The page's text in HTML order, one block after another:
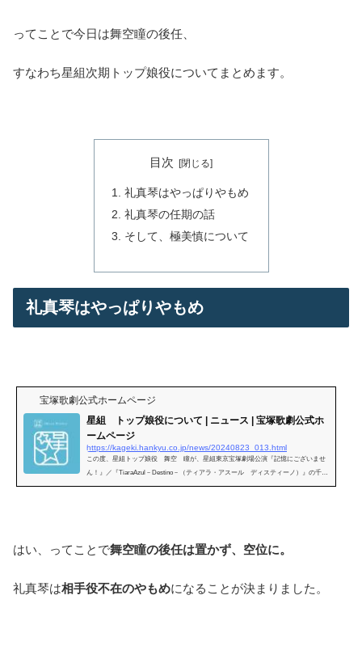
ってことで今日は舞空瞳の後任、
すなわち星組次期トップ娘役についてまとめます。
目次
礼真琴はやっぱりやもめ
礼真琴の任期の話
そして、極美慎について
礼真琴はやっぱりやもめ
宝塚歌劇公式ホームページ
星組 トップ娘役について | ニュース | 宝塚歌劇公式ホ
ームページ
https://kageki.hankyu.co.jp/news/20240823_013.html
この度、星組トップ娘役 舞空 瞳が、星組東京宝塚劇場公演『記憶にございませ
ん！』／『TiaraAzul－Destino－（ティアラ・アスール ディスティーノ）』の千秋
楽（2024年12月1日付）で退団
はい、ってことで舞空瞳の後任は置かず、空位に。
礼真琴は相手役不在のやもめになることが決まりました。